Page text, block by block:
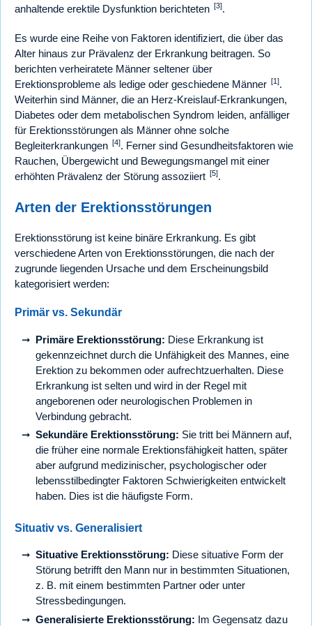
anhaltende erektile Dysfunktion berichteten [3].
Es wurde eine Reihe von Faktoren identifiziert, die über das
Alter hinaus zur Prävalenz der Erkrankung beitragen. So
berichten verheiratete Männer seltener über
Erektionsprobleme als ledige oder geschiedene Männer [1].
Weiterhin sind Männer, die an Herz-Kreislauf-Erkrankungen,
Diabetes oder dem metabolischen Syndrom leiden, anfälliger
für Erektionsstörungen als Männer ohne solche
Begleiterkrankungen [4]. Ferner sind Gesundheitsfaktoren wie
Rauchen, Übergewicht und Bewegungsmangel mit einer
erhöhten Prävalenz der Störung assoziiert [5].
Arten der Erektionsstörungen
Erektionsstörung ist keine binäre Erkrankung. Es gibt
verschiedene Arten von Erektionsstörungen, die nach der
zugrunde liegenden Ursache und dem Erscheinungsbild
kategorisiert werden:
Primär vs. Sekundär
Primäre Erektionsstörung: Diese Erkrankung ist
gekennzeichnet durch die Unfähigkeit des Mannes, eine
Erektion zu bekommen oder aufrechtzuerhalten. Diese
Erkrankung ist selten und wird in der Regel mit
angeborenen oder neurologischen Problemen in
Verbindung gebracht.
Sekundäre Erektionsstörung: Sie tritt bei Männern auf,
die früher eine normale Erektionsfähigkeit hatten, später
aber aufgrund medizinischer, psychologischer oder
lebensstilbedingter Faktoren Schwierigkeiten entwickelt
haben. Dies ist die häufigste Form.
Situativ vs. Generalisiert
Situative Erektionsstörung: Diese situative Form der
Störung betrifft den Mann nur in bestimmten Situationen,
z. B. mit einem bestimmten Partner oder unter
Stressbedingungen.
Generalisierte Erektionsstörung: Im Gegensatz dazu